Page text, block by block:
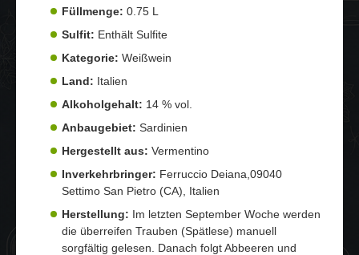
Füllmenge: 0.75 L
Sulfit: Enthält Sulfite
Kategorie: Weißwein
Land: Italien
Alkoholgehalt: 14 % vol.
Anbaugebiet: Sardinien
Hergestellt aus: Vermentino
Inverkehrbringer: Ferruccio Deiana,09040
Settimo San Pietro (CA), Italien
Herstellung: Im letzten September Woche werden
die überreifen Trauben (Spätlese) manuell
sorgfältig gelesen. Danach folgt Abbeeren und